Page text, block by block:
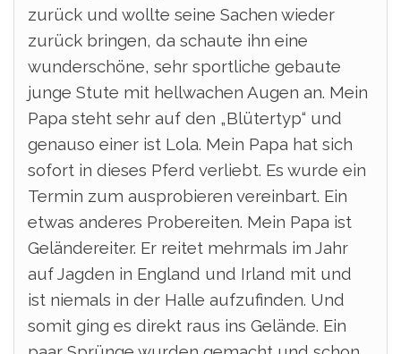
zurück und wollte seine Sachen wieder
zurück bringen, da schaute ihn eine
wunderschöne, sehr sportliche gebaute
junge Stute mit hellwachen Augen an. Mein
Papa steht sehr auf den „Blütertyp“ und
genauso einer ist Lola. Mein Papa hat sich
sofort in dieses Pferd verliebt. Es wurde ein
Termin zum ausprobieren vereinbart. Ein
etwas anderes Probereiten. Mein Papa ist
Geländereiter. Er reitet mehrmals im Jahr
auf Jagden in England und Irland mit und
ist niemals in der Halle aufzufinden. Und
somit ging es direkt raus ins Gelände. Ein